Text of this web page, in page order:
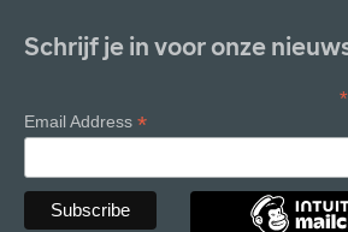
Schrijf je in voor onze
*
Email Address*